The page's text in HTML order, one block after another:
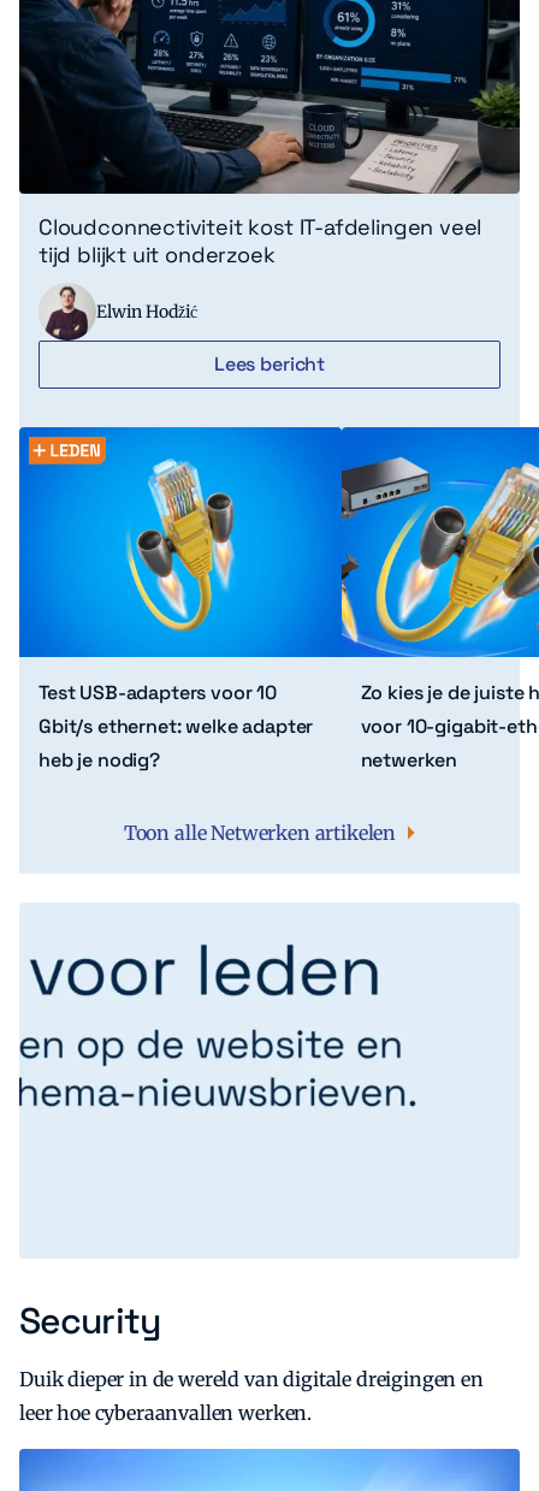
Cloudconnectiviteit kost IT-afdelingen veel
tijd blijkt uit onderzoek
Elwin Hodžić
Lees bericht
Test USB-adapters voor 10
Gbit/s ethernet: welke adapter
heb je nodig?
Zo kies je de juiste
voor 10-gigabit-
netwerken
Toon alle Netwerken artikelen
Security
Duik dieper in de wereld van digitale dreigingen en
leer hoe cyberaanvallen werken.